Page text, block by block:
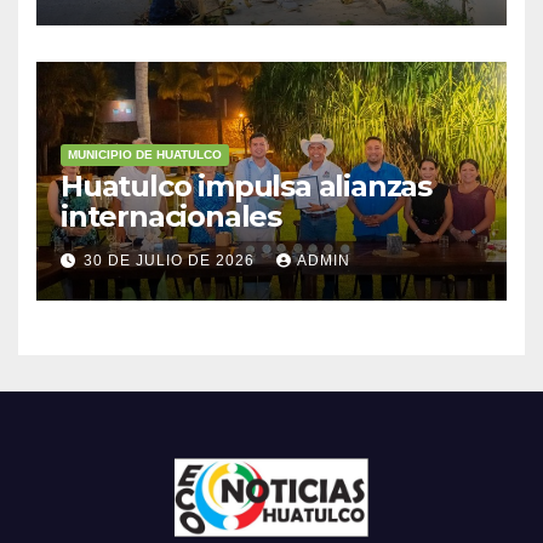
MUNICIPIO DE HUATULCO
Huatulco impulsa alianzas
internacionales
30 DE JULIO DE 2026 ADMIN